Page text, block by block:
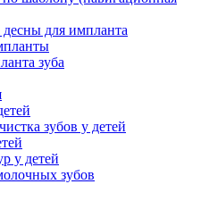
для импланта
зуба
зубов у детей
у детей
зубов